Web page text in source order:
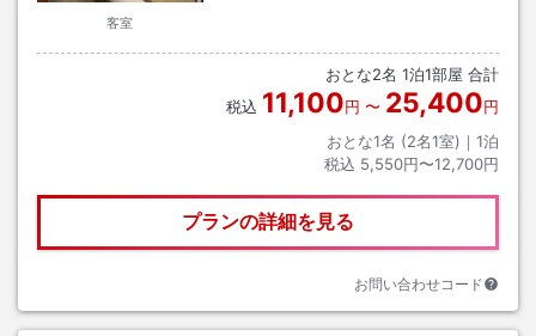
客室
おとな2名 1泊1部屋 合計
税込 11,100円 〜 25,400円
おとな1名 (2名1室)｜ 1泊
税込 5,550円〜12,700円
プランの詳細を見る
お問い合わせコード